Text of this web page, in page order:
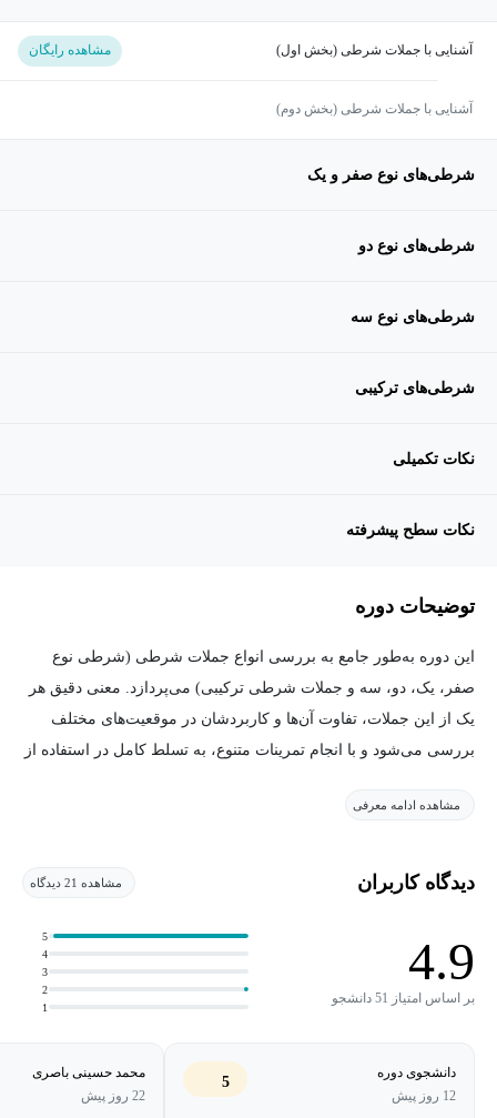
آشنایی با جملات شرطی (بخش اول) مشاهده رایگان
آشنایی با جملات شرطی (بخش دوم)
شرطی‌های نوع صفر و یک
شرطی‌های نوع دو
شرطی‌های نوع سه
شرطی‌های ترکیبی
نکات تکمیلی
نکات سطح پیشرفته
توضیحات دوره
این دوره به‌طور جامع به بررسی انواع جملات شرطی (شرطی نوع
صفر، یک، دو، سه و جملات شرطی ترکیبی) می‌پردازد. معنی دقیق هر
یک از این جملات، تفاوت آن‌ها و کاربردشان در موقعیت‌های مختلف
بررسی می‌شود و با انجام تمرینات متنوع، به تسلط کامل در استفاده از
همچنین در بخش مباحث پیشرفته، نکات مهمی از جمله اینورژن جملات
شرطی، استفاده از نقل‌قول غیرمستقیم در جملات شرطی و تفاوت if
با whether مورد بررسی قرار می‌گیرد. در این دوره، تمام نکات
مشاهده ادامه معرفی
دیدگاه کاربران مشاهده 21 دیدگاه
4.9
بر اساس امتیاز 51 دانشجو
1
2
3
4
5
دانشجوی دوره
12 روز پیش
5
محمد حسینی باصری
22 روز پیش